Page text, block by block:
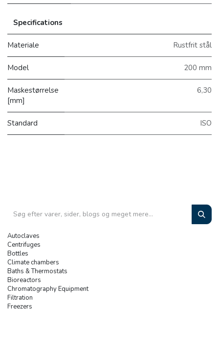
Specifications
Materiale Rustfrit stål
Model 200 mm
Maskestørrelse
[mm]
6,30
Standard ISO
Autoclaves
Centrifuges
Bottles
Climate chambers
Baths & Thermostats
Bioreactors
Chromatography Equipment
Filtration
Freezers